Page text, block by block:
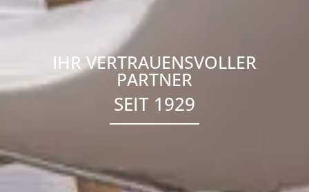
IHR VERTRAUENSVOLLER
PARTNER
SEIT 1929